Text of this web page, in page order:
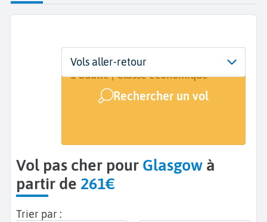
Départ
De...
Dates
Dates de votre voyage
Voyageurs | Classe
1 adulte | Classe économique
Rechercher un vol
Vols aller-retour
Vol pas cher pour Glasgow à
partir de 261€
Trier par :